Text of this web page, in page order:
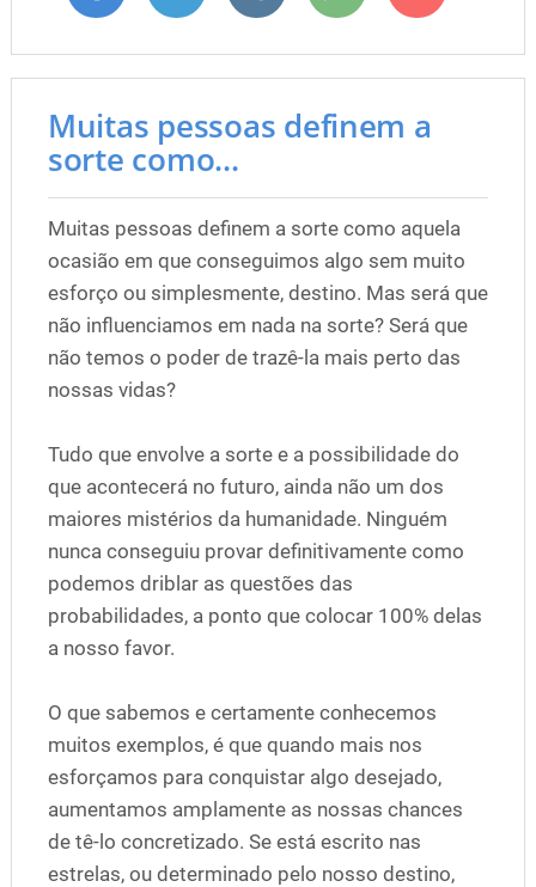
Muitas pessoas definem a
sorte como...
Muitas pessoas definem a sorte como aquela
ocasião em que conseguimos algo sem muito
esforço ou simplesmente, destino. Mas será que
não influenciamos em nada na sorte? Será que
não temos o poder de trazê-la mais perto das
nossas vidas?
Tudo que envolve a sorte e a possibilidade do
que acontecerá no futuro, ainda não um dos
maiores mistérios da humanidade. Ninguém
nunca conseguiu provar definitivamente como
podemos driblar as questões das
probabilidades, a ponto que colocar 100% delas
a nosso favor.
O que sabemos e certamente conhecemos
muitos exemplos, é que quando mais nos
esforçamos para conquistar algo desejado,
aumentamos amplamente as nossas chances
de tê-lo concretizado. Se está escrito nas
estrelas, ou determinado pelo nosso destino,